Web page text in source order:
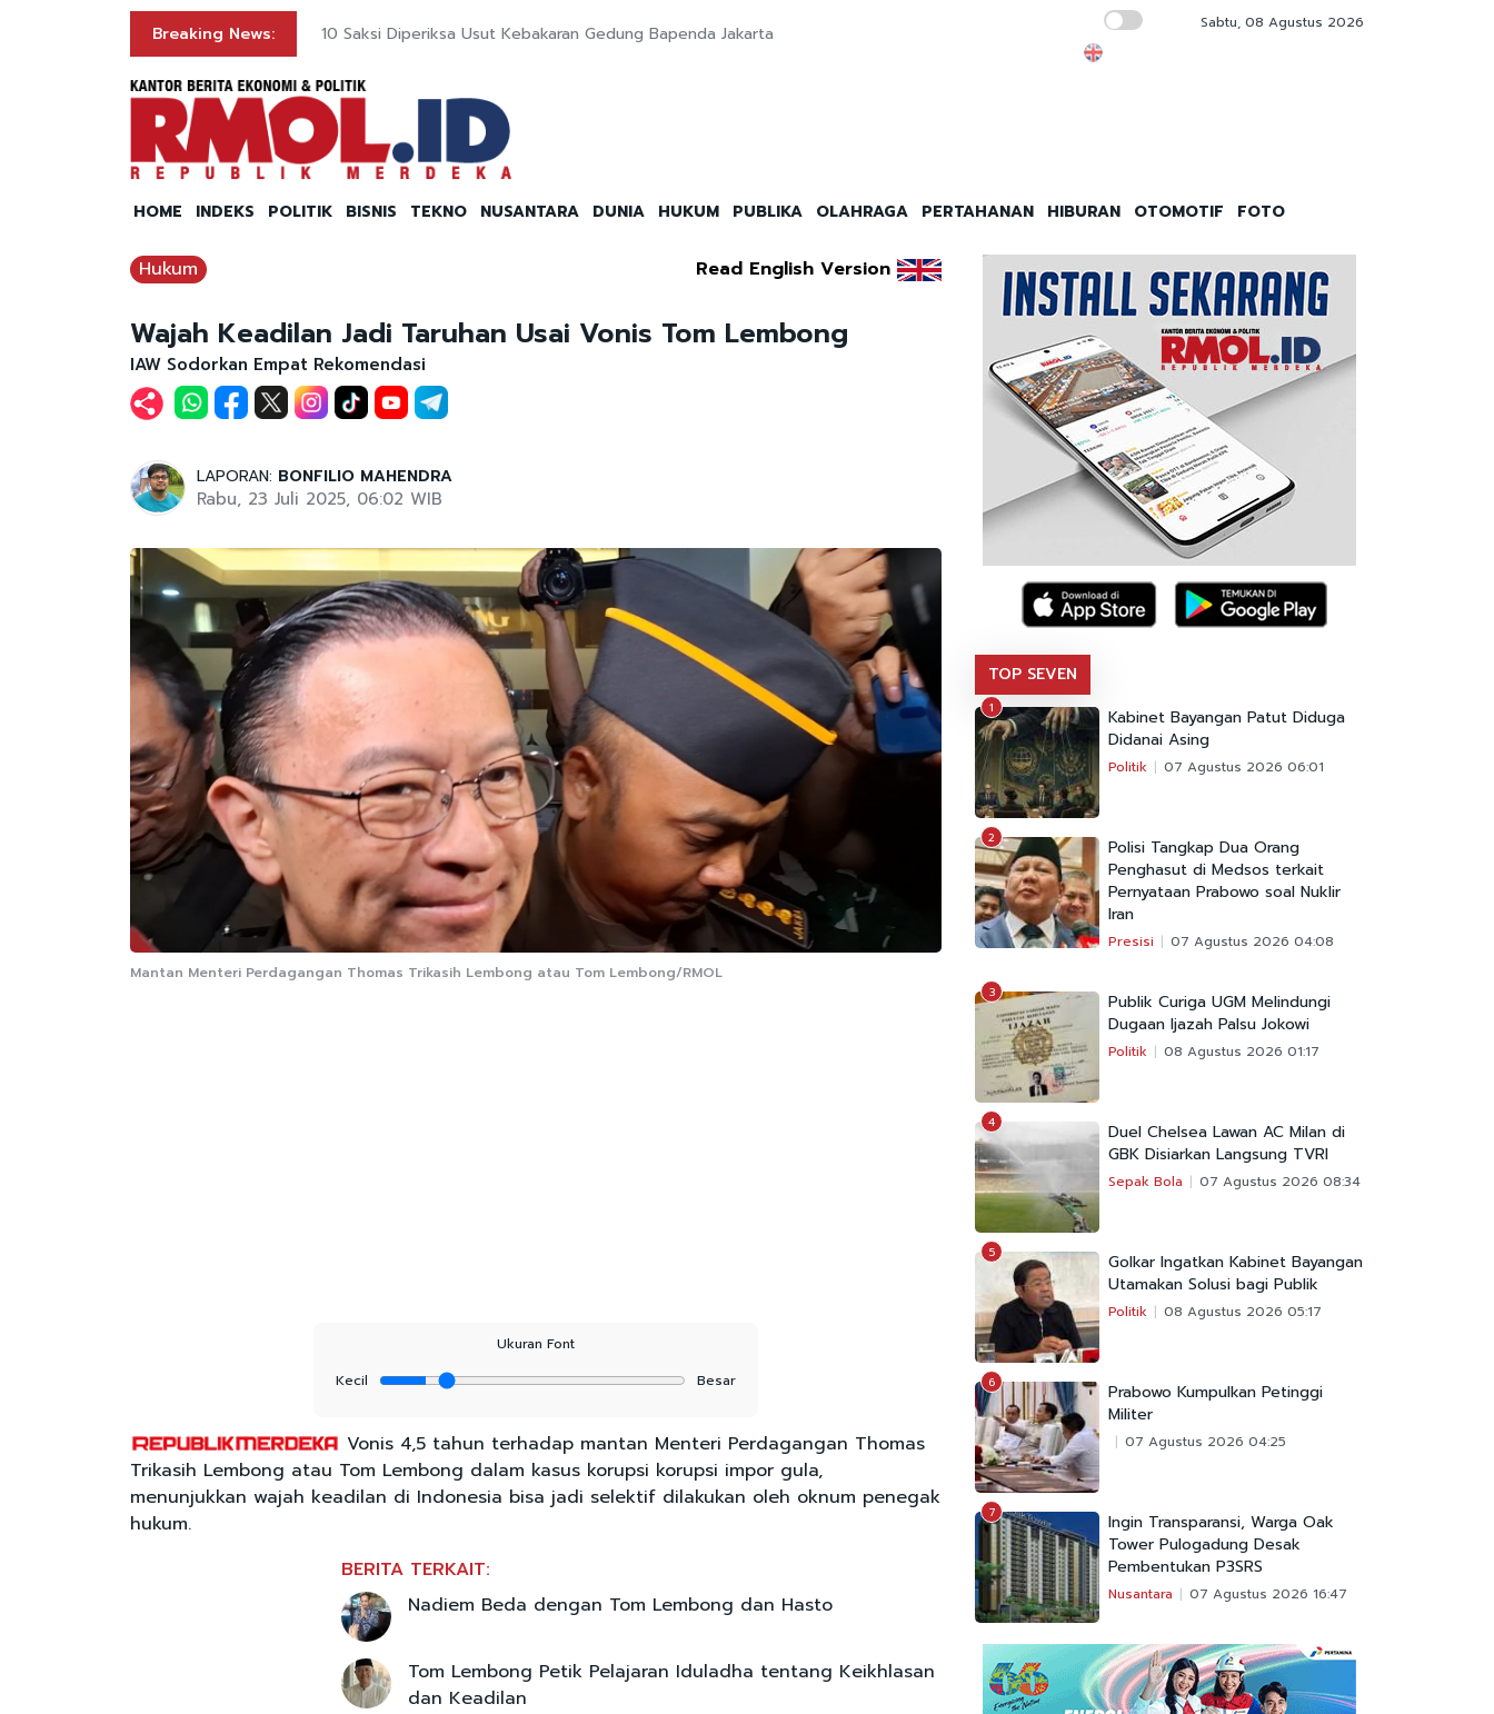
Breaking News: 10 Saksi Diperiksa Usut Kebakaran Gedung Bapenda Jakarta Besok, Dishub DKI Jakarta Launching 3
Sabtu, 08 Agustus 2026
HOME INDEKS POLITIK BISNIS TEKNO NUSANTARA DUNIA HUKUM PUBLIKA OLAHRAGA PERTAHANAN HIBURAN OTOMOTIF FOTO
Hukum Read English Version
Wajah Keadilan Jadi Taruhan Usai Vonis Tom Lembong
IAW Sodorkan Empat Rekomendasi
LAPORAN: BONFILIO MAHENDRA
Rabu, 23 Juli 2025, 06:02 WIB
Mantan Menteri Perdagangan Thomas Trikasih Lembong atau Tom Lembong/RMOL
Ukuran Font
Kecil
Besar
Vonis 4,5 tahun terhadap mantan Menteri Perdagangan Thomas
Trikasih Lembong atau Tom Lembong dalam kasus korupsi korupsi impor gula,
menunjukkan wajah keadilan di Indonesia bisa jadi selektif dilakukan oleh oknum penegak
hukum.
BERITA TERKAIT:
Nadiem Beda dengan Tom Lembong dan Hasto
Tom Lembong Petik Pelajaran Iduladha tentang Keikhlasan
dan Keadilan
TOP SEVEN
1
Kabinet Bayangan Patut Diduga
Didanai Asing
Politik 07 Agustus 2026 06:01
2
Polisi Tangkap Dua Orang
Penghasut di Medsos terkait
Pernyataan Prabowo soal Nuklir
Iran
Presisi 07 Agustus 2026 04:08
3
Publik Curiga UGM Melindungi
Dugaan Ijazah Palsu Jokowi
Politik 08 Agustus 2026 01:17
4
Duel Chelsea Lawan AC Milan di
GBK Disiarkan Langsung TVRI
Sepak Bola 07 Agustus 2026 08:34
5
Golkar Ingatkan Kabinet Bayangan
Utamakan Solusi bagi Publik
Politik 08 Agustus 2026 05:17
6
Prabowo Kumpulkan Petinggi
Militer
07 Agustus 2026 04:25
7
Ingin Transparansi, Warga Oak
Tower Pulogadung Desak
Pembentukan P3SRS
Nusantara 07 Agustus 2026 16:47